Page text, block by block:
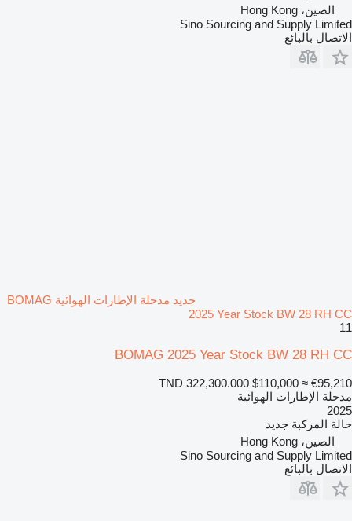
الصين، Hong Kong
Sino Sourcing and Supply Limited
الاتصال بالبائع
جديد مدحلة الإطارات الهوائية BOMAG
2025 Year Stock BW 28 RH CC
11
BOMAG 2025 Year Stock BW 28 RH CC
TND 322,300.000 $110,000 ≈ €95,210
مدحلة الإطارات الهوائية
2025
حالة المركبة جديد
الصين، Hong Kong
Sino Sourcing and Supply Limited
الاتصال بالبائع